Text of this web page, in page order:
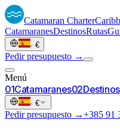
Catamaran Charter
CatamaranesDestinosRutas
· €
Pedir presupuesto →
Menú
01Catamaranes02Destinos
· €
Pedir presupuesto →+385 91